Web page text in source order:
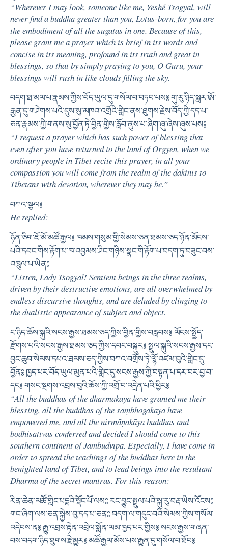
“Wherever I may look, someone like me, Yeshé Tsogyal, will
never find a buddha greater than you, Lotus-born, for you are
the embodiment of all the sugatas in one. Because of this,
please grant me a prayer which is brief in its words and
concise in its meaning, profound in its truth and great in
blessings, so that by simply praying to you, O Guru, your
blessings will rush in like clouds filling the sky.
བདག་ཐ་མལ་པ་རྣམས་ཀྱིས་བོད་ཡུལ་དུ་གསོལ་བ་བཏབ་པས༔ གུ་རུ་ཉིད་སླར་ཨོ་
རྒྱན་དུ་གཤེགས་པའི་དུས་སུ་མཁའ་འགྲོའི་གླིང་ནས་ཐུགས་རྗེས་བོད་ཀྱི་དད་པ་
ཅན་རྣམས་ཀྱི་གནས་སུ་བྱོན་ཏེ་བྱིན་གྱིས་རློབ་ནུས་པ་ཞིག་ཞུ་ཞེས་ཞུས་པས༔
“I request a prayer which has such power of blessing that
even after you have returned to the land of Orgyen, when we
ordinary people in Tibet recite this prayer, in all your
compassion you will come from the realm of the ḍākinīs to
Tibetans with devotion, wherever they may be.”
བཀའ་སྩལ༔
He replied:
ཉོན་ཅིག་ཇོ་མོ་མཚོ་རྒྱལ༔ ཁམས་གསུམ་གྱི་སེམས་ཅན་ཐམས་ཅད་ཉོན་མོངས་
པའི་དབང་གིས་རྟོག་པ་ཁ་འབྱམས་ཤིང་གཉིས་སྣང་གི་རྟོག་པ་བདག་ཏུ་བཟུང་བས་
འཁྲུལ་པ་ཡིན༔
“Listen, Lady Tsogyal! Sentient beings in the three realms,
driven by their destructive emotions, are all overwhelmed by
endless discursive thoughts, and are deluded by clinging to
the dualistic appearance of subject and object.
ང་ཉིད་ཆོས་སྐུའི་སངས་རྒྱས་ཐམས་ཅད་ཀྱིས་བྱིན་གྱིས་བརླབས༔ ལོངས་སྤྱོད་
རྫོགས་པའི་སངས་རྒྱས་ཐམས་ཅད་ཀྱིས་དབང་བསྐུར༔ སྤྲུལ་སྐུའི་སངས་རྒྱས་དང་
བྱང་ཆུབ་སེམས་དཔའ་ཐམས་ཅད་ཀྱིས་བཀའ་བགྲོས་ཏེ་ལྷོ་འཛམ་བུའི་གླིང་དུ་
བྱོན༔ ཁྱད་པར་བོད་ཡུལ་མུན་པའི་གླིང་དུ་སངས་རྒྱས་ཀྱི་བསྟན་པ་དར་བར་བྱ་བ་
དང༔ གསང་སྔགས་འབྲས་བུའི་ཆོས་ཀྱི་འགྲོ་བ་འདྲེན་པའི་ཕྱིར༔
“All the buddhas of the dharmakāya have granted me their
blessing, all the buddhas of the saṃbhogakāya have
empowered me, and all the nirmāṇakāya buddhas and
bodhisattvas conferred and decided I should come to this
southern continent of Jambudvīpa. Especially, I have come in
order to spread the teachings of the buddhas here in the
benighted land of Tibet, and to lead beings into the resultant
Dharma of the secret mantras. For this reason:
རིན་ཆེན་མཚོ་གླིང་པདྨའི་སྡོང་པོ་ལས༔ རང་བྱུང་སྤྲུལ་པའི་སྐུ་རུ་བརྡ་ཡིས་འོངས༔
གང་ཞིག་ལས་ཅན་སྐྱེས་བུ་དད་པ་ཅན༔ བདག་ལ་གདུང་བའི་སེམས་ཀྱིས་གསོལ་
འདེབས་ན༔ རྒྱུ་འབྲས་རྟེན་འབྲེལ་སྨོན་ལམ་ཁྱད་པར་གྱིས༔ སངས་རྒྱས་གཞན་
བས་བདག་ཉིད་ཐུགས་རྗེ་མྱུར༔ མཚོ་རྒྱལ་མོས་པས་རྒྱུན་དུ་གསོལ་བ་ཐོབ༔